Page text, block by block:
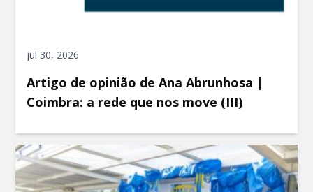
jul 30, 2026
Artigo de opinião de Ana Abrunhosa |
Coimbra: a rede que nos move (III)